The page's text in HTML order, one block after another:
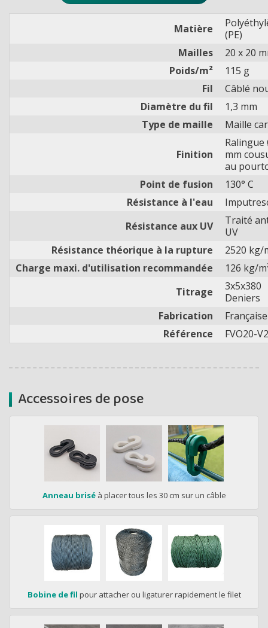
Matière
(PE)
Mailles
20 x 20
Poids/m²
115 g
Fil
Câblé
Diamètre du fil
1,3 mm
Type de maille
Maille
Finition
Ralingue
mm
au
Point de fusion
130° C
Résistance à l'eau
Résistance aux UV
Traité
UV
Résistance théorique à la rupture
2520 kg/
Charge maxi. d'utilisation recommandée
126 kg/
Titrage
3x5x380
Deniers
Fabrication
Française
Référence
FVO20-V2
Accessoires de pose
Anneau briséà placer tous les 30 cm sur un câble
Bobine de fil pour attacher ou ligaturer rapidement le filet